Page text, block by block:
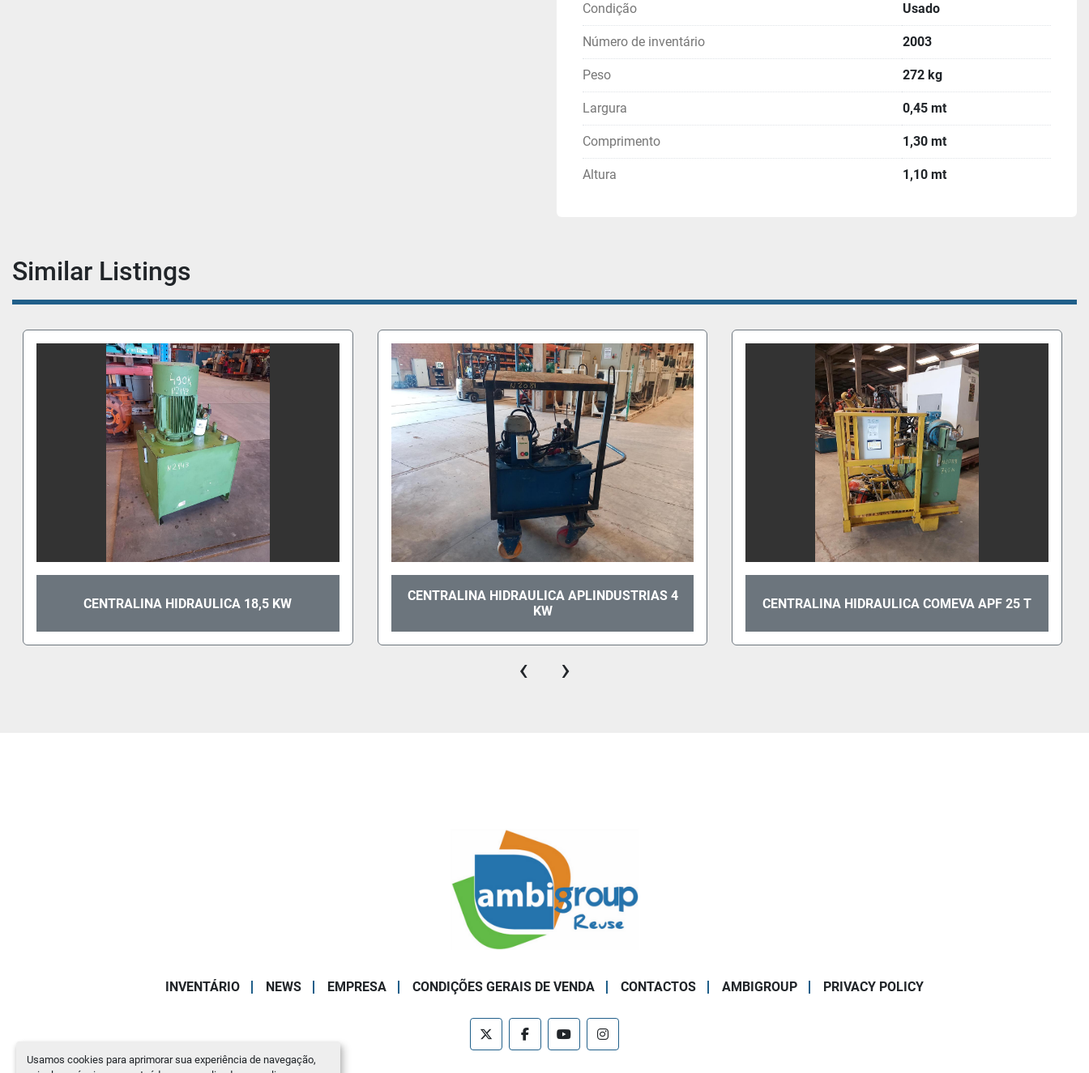
Usamos cookies para aprimorar sua experiência de navegação,
Condição Usado
Número de inventário 2003
Peso 272 kg
Largura 0,45 mt
Comprimento 1,30 mt
Altura 1,10 mt
Similar Listings
CENTRALINA HIDRAULICA 18,5 KW
CENTRALINA HIDRAULICA APLINDUSTRIAS 4
KW
CENTRALINA HIDRAULICA COMEVA APF 25 T
‹ ›
INVENTÁRIO NEWS EMPRESA CONDIÇÕES GERAIS DE VENDA CONTACTOS AMBIGROUP PRIVACY POLICY
twitter facebookyoutubeinstagram